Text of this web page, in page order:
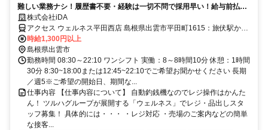
難しい業務ナシ！履歴書不要・経験は一切不問で採用早い！給与前払い
制度あり
株式会社iDA
アクセス ウェルネス平田西店 島根県出雲市平田町1615：旅伏駅から
徒歩約14分 車通勤可
時給1,300円以上
島根県出雲市
勤務時間 08:30～22:10 ワンシフト 実働：8～8時間10分 休憩：1時間
30分 8:30~18:00または12:45~22:10でご希望お聞かせください 長期
／週5※ご希望の開始日、期間な...
仕事内容 【仕事内容について】 自動釣銭機なのでレジ操作はかんた
ん！ ツルハグループが展開する「ウェルネス」でレジ・品出しスタ
ッフ募集！ 具体的には・・・ ・レジ対応 ・売場のご案内などの簡単
な接客...